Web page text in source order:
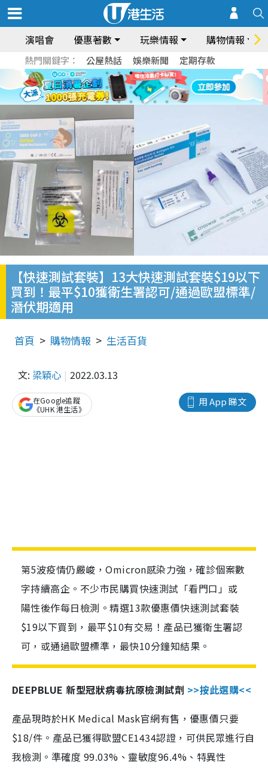
演唱會 優惠著數 玩樂情報 購物情報
熱門關鍵字： 公屋熱話 娛樂新聞 定期存款
【快速測試套裝】13大快速測試套裝$19以下
買到！最平$10獲衛生署認可/通過歐盟標準/
潛伏期適用
首頁 購物情報 生活百貨
文: 梁穎心 2022.03.13
用 App 睇文
在Google追蹤
《UHK 港生活》
第5波疫情仍嚴峻，Omicron感染力強，確診個案數
字持續高企。不少市民購買快速測試「看門口」或
陽性後作每日檢測。精選13款優惠價快速測試套裝
$19以下買到，最平$10有交易！產品已獲衛生署認
可，或通過歐盟標準，最快10分鐘知結果。
DEEPBLUE 新型冠狀病毒抗原檢測試劑 >>按此選購<<
產品現時於HK Medical Mask官網有售，優惠價只要
$18/件。產品已獲得歐盟CE1434認證，可供民眾進行自
我檢測。準確度 99.03%、靈敏度96.4%、特異性